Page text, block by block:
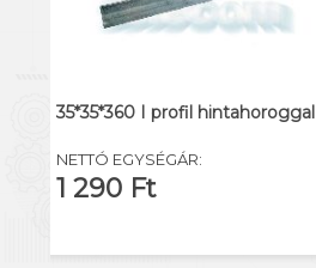
35*35*360 I profil hintahoroggal
NETTÓ EGYSÉGÁR:
1 290 Ft